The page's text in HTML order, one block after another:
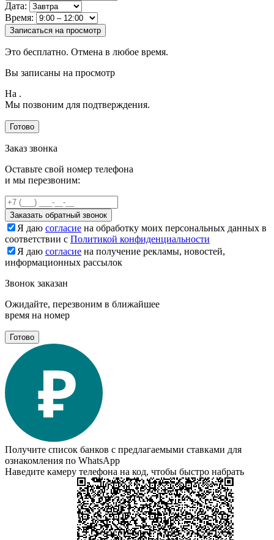
Дата:
Время:
Записаться на просмотр
Это бесплатно. Отмена в любое время.
Вы записаны на просмотр
На .
Мы позвоним для подтверждения.
Готово
Заказ звонка
Оставьте свой номер телефона
и мы перезвоним:
Заказать обратный звонок
Я даю согласие на обработку моих персональных данных в
соответствии с Политикой конфиденциальности
Я даю согласие на получение рекламы, новостей,
информационных рассылок
Звонок заказан
Ожидайте, перезвоним в ближайшее
время на номер
Готово
Получите список банков с предлагаемыми ставками для
ознакомления по WhatsApp
Наведите камеру телефона на код, чтобы быстро набрать